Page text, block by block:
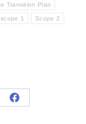
Transition Plan
scope 1 Scope 2
Auf